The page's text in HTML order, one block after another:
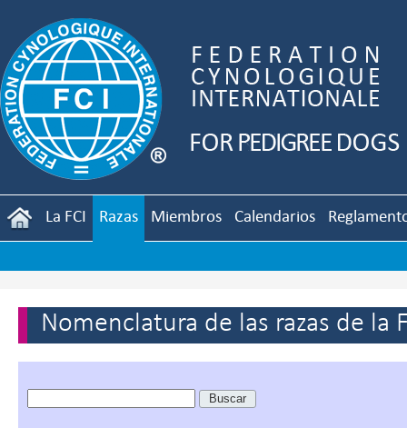
La FCI Razas Miembros Calendarios
Nomenclatura de las razas de la